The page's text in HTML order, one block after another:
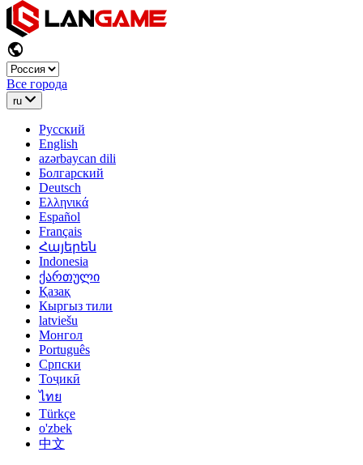
Все города
ru
Русский
English
azərbaycan dili
Болгарский
Deutsch
Ελληνικά
Español
Français
Հայերեն
Indonesia
ქართული
Қазақ
Кыргыз тили
latviešu
Монгол
Português
Српски
Тоҷикӣ
ไทย
Türkçe
o'zbek
中文